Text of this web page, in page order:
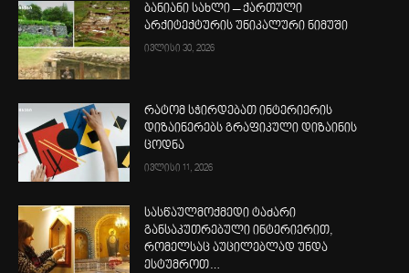
ბანიანი სახლი – ქართული
არქიტექტურის უნიკალური ნიმუში
ივლისი 30, 2026
რატომ სჭირდებათ ინტერიერის
დიზაინერებს გრაფიკული დიზაინის
ცოდნა
ივლისი 11, 2026
სასწაულმოქმედი ტაძარი
განსაკუთრებული ინტერიერით,
რომელსაც აუცილებლად უნდა
ესტუმროთ…